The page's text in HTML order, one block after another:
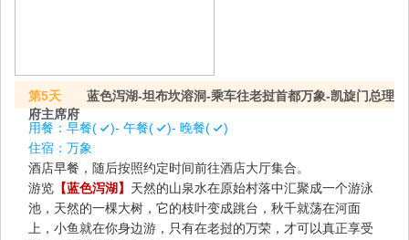
第5天 蓝色泻湖-坦布坎溶洞-乘车往老挝首都万象-凯旋门总理
府主席府
用餐： 早餐( )- 午餐( )- 晚餐(
)
住宿： 万象
酒店早餐，随后按照约定时间前往酒店大厅集合。
游览 【蓝色泻湖】 天然的山泉水在原始村落中汇聚成一个游泳
池，天然的一棵大树，它的枝叶变成跳台，秋千就荡在河面
上，小鱼就在你身边游，只有在老挝的万荣，才可以真正享受